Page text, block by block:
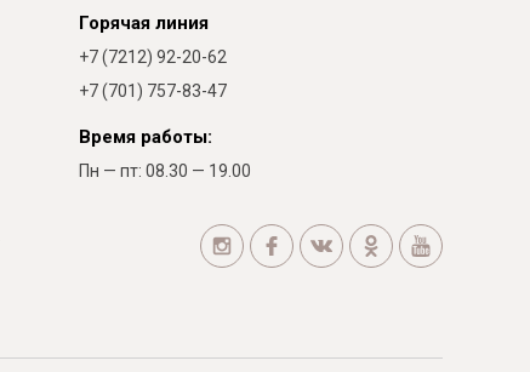
Горячая линия
+7 (7212) 92-20-62
+7 (701) 757-83-47
Время работы:
Пн — пт: 08.30 — 19.00